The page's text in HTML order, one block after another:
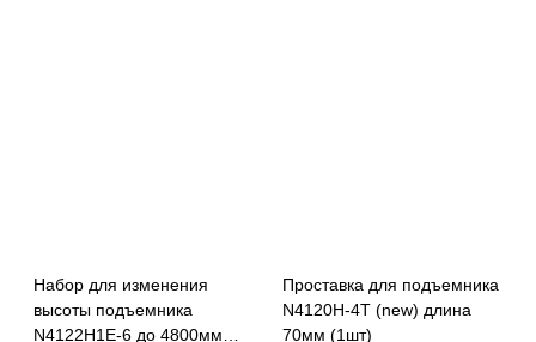
Набор для изменения
высоты подъемника
N4122H1E-6 до 4800мм
Проставка для подъемника
N4120H-4T (new) длина
70мм (1шт)